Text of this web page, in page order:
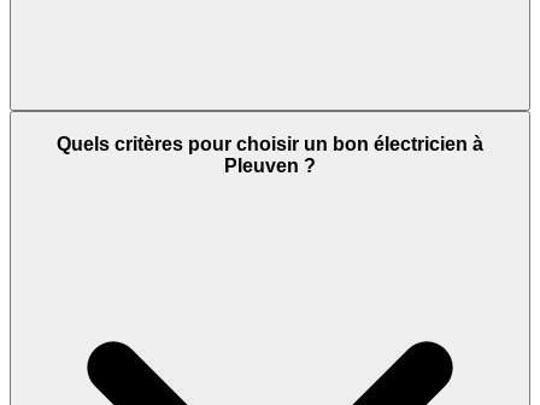
Quels critères pour choisir un bon électricien à
Pleuven ?